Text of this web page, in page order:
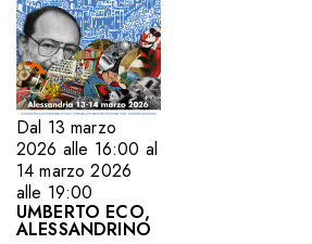
Dal 13 marzo
2026 alle 16:00 al
14 marzo 2026
alle 19:00
UMBERTO ECO,
ALESSANDRINO